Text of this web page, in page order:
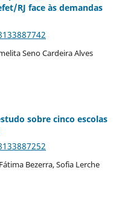
RJ face às demandas
Seno Cardeira Alves
sobre cinco escolas
Bezerra, Sofia Lerche